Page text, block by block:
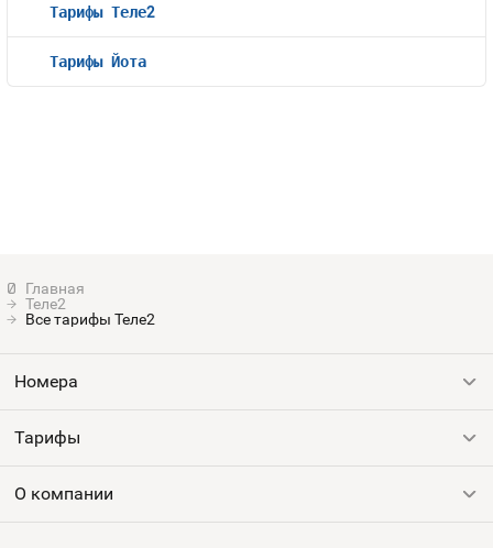
Теле2
Все тарифы Теле2
Тарифы Теле2
Тарифы Йота
Номера
Все номера
Тарифы
Выгодные тарифы
О компании